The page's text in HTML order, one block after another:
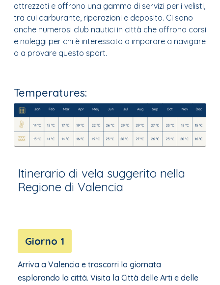
attrezzati e offrono una gamma di servizi per i velisti,
tra cui carburante, riparazioni e deposito. Ci sono
anche numerosi club nautici in città che offrono corsi
e noleggi per chi è interessato a imparare a navigare
o a provare questo sport.
Temperatures:
Itinerario di vela suggerito nella
Regione di Valencia
Giorno 1
Arriva a Valencia e trascorri la giornata
esplorando la città. Visita la Città delle Arti e delle